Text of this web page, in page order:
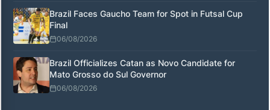
Brazil Faces Gaucho Team for Spot in Futsal Cup
Final
06/08/2026
Brazil Officializes Catan as Novo Candidate for
Mato Grosso do Sul Governor
06/08/2026